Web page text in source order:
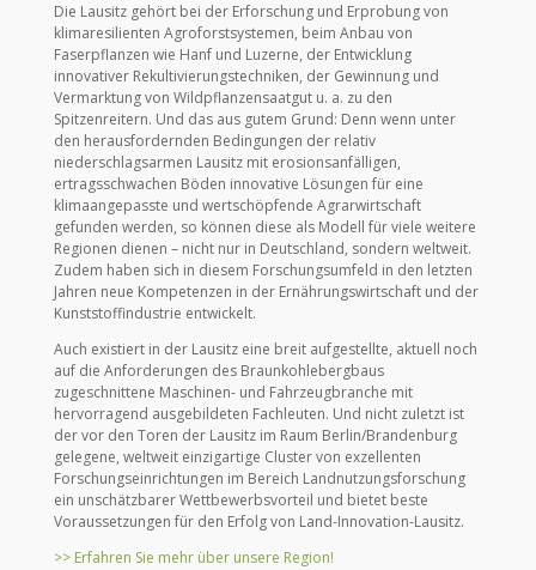
Die Lausitz gehört bei der Erforschung und Erprobung von
klimaresilienten Agroforstsystemen, beim Anbau von
Faserpflanzen wie Hanf und Luzerne, der Entwicklung
innovativer Rekultivierungstechniken, der Gewinnung und
Vermarktung von Wildpflanzensaatgut u. a. zu den
Spitzenreitern. Und das aus gutem Grund: Denn wenn unter
den herausfordernden Bedingungen der relativ
niederschlagsarmen Lausitz mit erosionsanfälligen,
ertragsschwachen Böden innovative Lösungen für eine
klimaangepasste und wertschöpfende Agrarwirtschaft
gefunden werden, so können diese als Modell für viele weitere
Regionen dienen – nicht nur in Deutschland, sondern weltweit.
Zudem haben sich in diesem Forschungsumfeld in den letzten
Jahren neue Kompetenzen in der Ernährungswirtschaft und der
Kunststoffindustrie entwickelt.
Auch existiert in der Lausitz eine breit aufgestellte, aktuell noch
auf die Anforderungen des Braunkohlebergbaus
zugeschnittene Maschinen- und Fahrzeugbranche mit
hervorragend ausgebildeten Fachleuten. Und nicht zuletzt ist
der vor den Toren der Lausitz im Raum Berlin/Brandenburg
gelegene, weltweit einzigartige Cluster von exzellenten
Forschungseinrichtungen im Bereich Landnutzungsforschung
ein unschätzbarer Wettbewerbsvorteil und bietet beste
Voraussetzungen für den Erfolg von Land-Innovation-Lausitz.
>> Erfahren Sie mehr über unsere Region!